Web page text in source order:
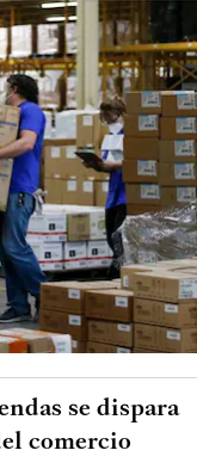
se dispara
comercio